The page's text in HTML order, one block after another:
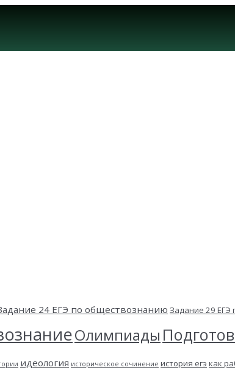
24 ЕГЭ по обществознанию Задание 29 ЕГЭ
Олимпиады
идеология историческое сочинение история егэ как